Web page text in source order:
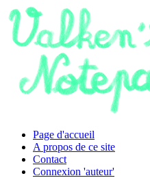
Page d'accueil
A propos de ce site
Contact
Connexion 'auteur'